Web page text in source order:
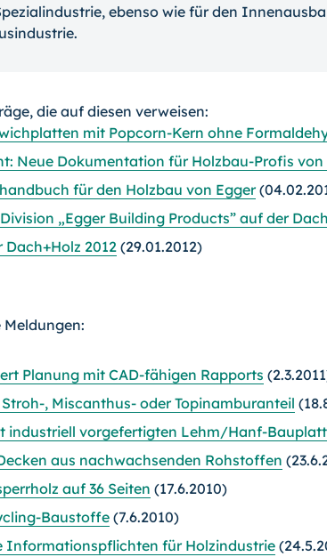
ebenso wie für den
die auf diesen verweisen:
mit Popcorn-Kern ohne
Neue Dokumentation für Holzbau-Profis von
für den Holzbau von Egger
„Egger Building Products” auf der
2012(29.01.2012)
Planung mit CAD-fähigen Rapports
, Miscanthus- oder Topinamburanteil
industriell vorgefertigten Lehm/Hanf-
aus nachwachsenden Rohstoffen
auf 36 Seiten (17.6.2010)
Baustoffe(7.6.2010)
Informationspflichten für Holzindustrie